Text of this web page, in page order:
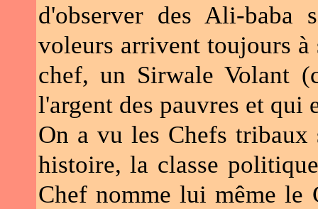
d'observer des Ali-baba
voleurs arrivent toujours à
chef, un Sirwale Volant
l'argent des pauvres et qui
On a vu les Chefs tribaux
histoire, la classe
Chef nomme lui même le